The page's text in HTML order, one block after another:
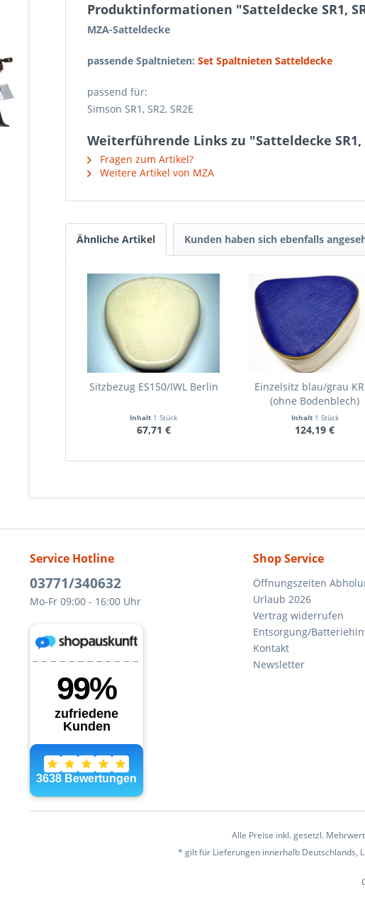
Produktinformationen "Satteldecke SR1,
MZA-Satteldecke
passende Spaltnieten: Set Spaltnieten Satteldecke
passend für:
Simson SR1, SR2, SR2E
Weiterführende Links zu "Satteldecke
Fragen zum Artikel?
Weitere Artikel von MZA
Ähnliche Artikel Kunden haben sich ebenfalls
Sitzbezug ES150/IWL Berlin
Inhalt 1 Stück
67,71 €
Einzelsitz blau/grau
(ohne Bodenblech)
Inhalt 1 Stück
124,19 €
Service Hotline
03771/340632
Mo-Fr 09:00 - 16:00 Uhr
Shop Service
Öffnungszeiten
Urlaub 2026
Vertrag widerrufen
Entsorgung/
Kontakt
Newsletter
Alle Preise inkl. gesetzl.
* gilt für Lieferungen innerhalb Deutschlands,